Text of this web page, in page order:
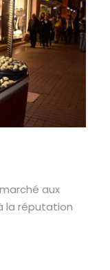
aux
la réputation